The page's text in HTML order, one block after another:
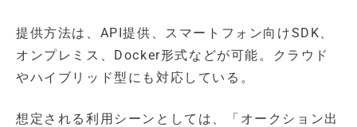
提供方法は、API提供、スマートフォン向けSDK、
オンプレミス、Docker形式などが可能。クラウド
やハイブリッド型にも対応している。
想定される利用シーンとしては、「オークション出